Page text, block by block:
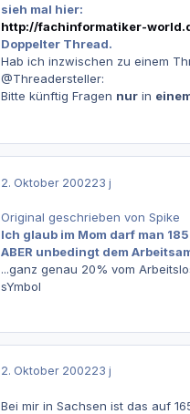
sieh mal hier:
http://fachinformatiker-
Doppelter Thread.
Hab ich inzwischen zu einem
@Threadersteller:
Bitte künftig Fragen nurin
2. Oktober 200223 j
Original geschrieben von Spike
Ich glaub im Mom darf man
ABER unbedingt dem
...ganz genau 20% vom
sYmbol
2. Oktober 200223 j
Bei mir in Sachsen ist das auf